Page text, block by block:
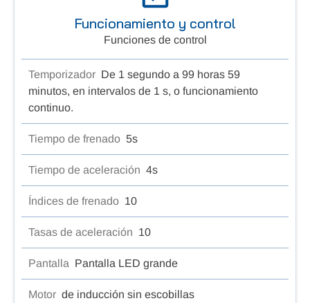
Funcionamiento y control
Funciones de control
Temporizador De 1 segundo a 99 horas 59
minutos, en intervalos de 1 s, o funcionamiento
continuo.
Tiempo de frenado 5s
Tiempo de aceleración 4s
Índices de frenado 10
Tasas de aceleración 10
Pantalla Pantalla LED grande
Motor de inducción sin escobillas